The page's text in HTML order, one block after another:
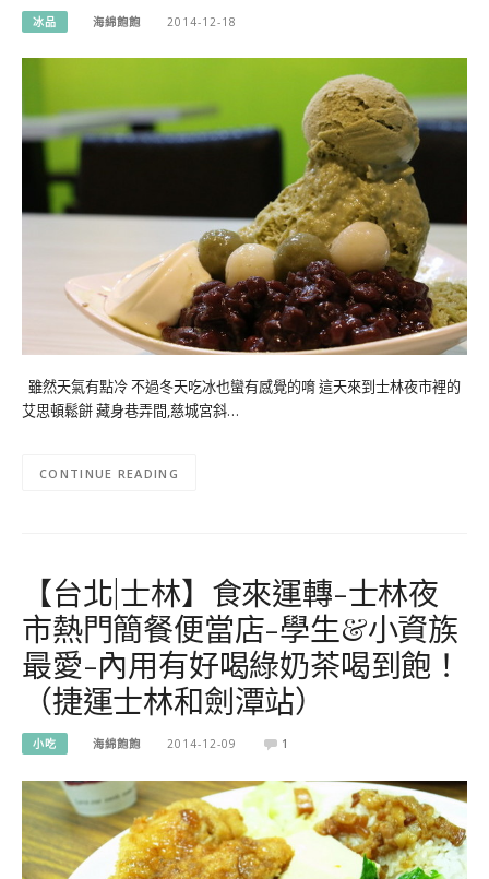
冰品 海綿飽飽 2014-12-18
雖然天氣有點冷 不過冬天吃冰也蠻有感覺的唷 這天來到士林夜市裡的
艾思頓鬆餅 藏身巷弄間,慈城宮斜…
CONTINUE READING
【台北|士林】食來運轉-士林夜
市熱門簡餐便當店-學生&小資族
最愛-內用有好喝綠奶茶喝到飽！
（捷運士林和劍潭站）
小吃 海綿飽飽 2014-12-09 1